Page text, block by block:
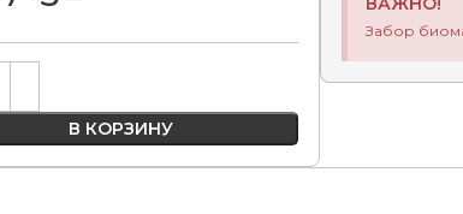
В КОРЗИНУ
Забор